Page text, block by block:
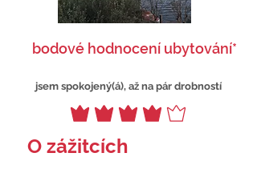
bodové hodnocení ubytování*
jsem spokojený(á), až na pár drobností
O zážitcích